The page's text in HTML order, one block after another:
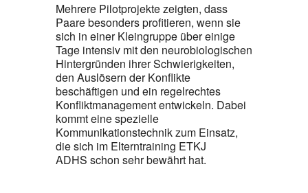
Mehrere Pilotprojekte zeigten, dass
Paare besonders profitieren, wenn sie
sich in einer Kleingruppe über einige
Tage intensiv mit den neurobiologischen
Hintergründen ihrer Schwierigkeiten,
den Auslösern der Konflikte
beschäftigen und ein regelrechtes
Konfliktmanagement entwickeln. Dabei
kommt eine spezielle
Kommunikationstechnik zum Einsatz,
die sich im Elterntraining ETKJ
ADHS schon sehr bewährt hat.